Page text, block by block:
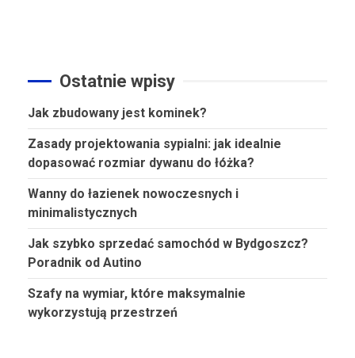
Ostatnie wpisy
Jak zbudowany jest kominek?
Zasady projektowania sypialni: jak idealnie
dopasować rozmiar dywanu do łóżka?
Wanny do łazienek nowoczesnych i
minimalistycznych
Jak szybko sprzedać samochód w Bydgoszcz?
Poradnik od Autino
Szafy na wymiar, które maksymalnie
wykorzystują przestrzeń